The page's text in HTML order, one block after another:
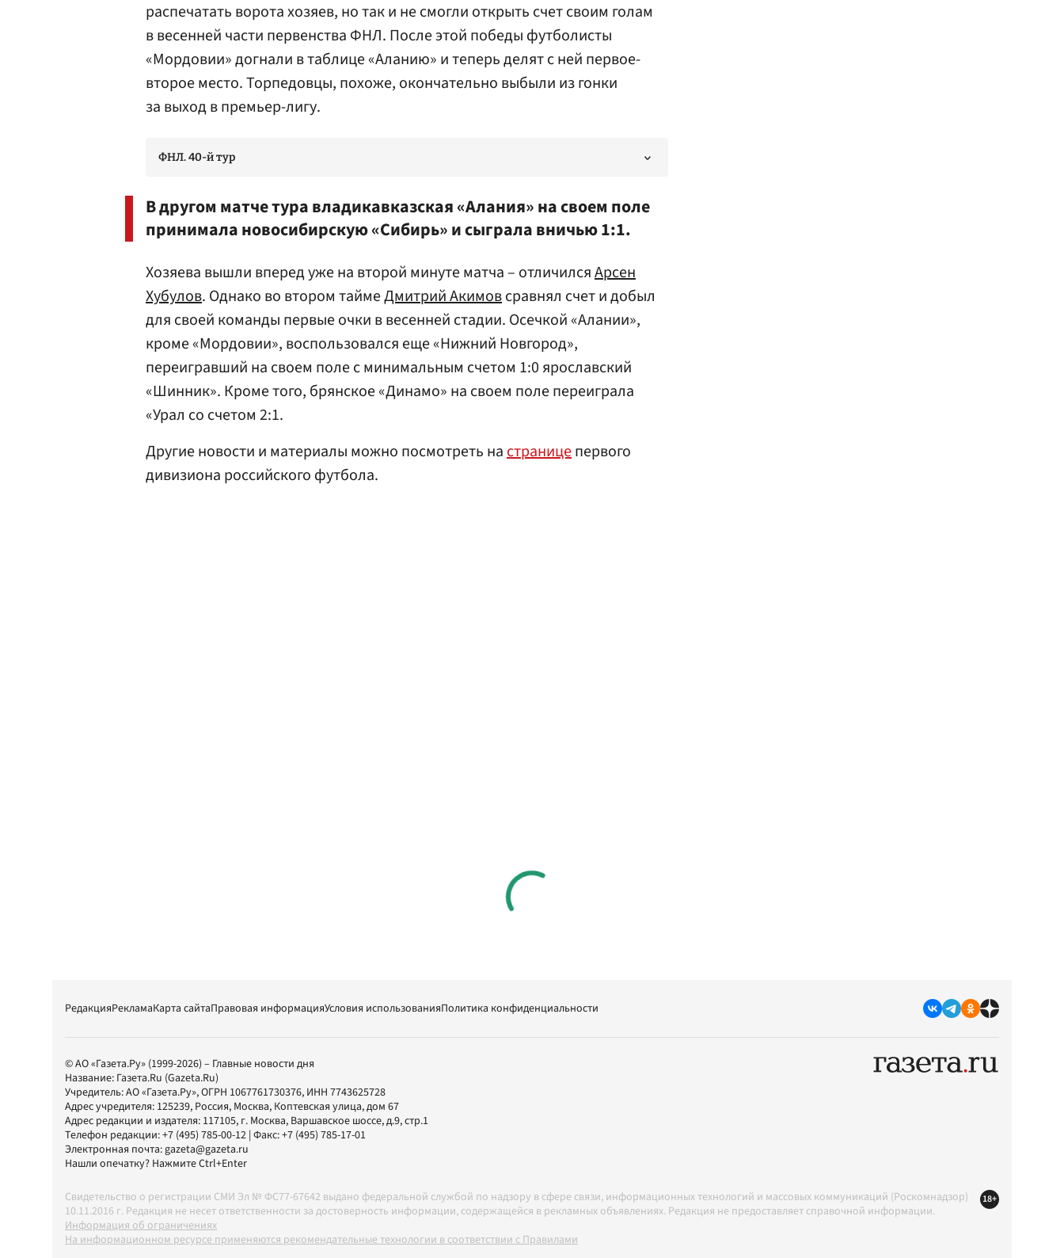
распечатать ворота хозяев, но так и не смогли открыть счет своим голам
в весенней части первенства ФНЛ. После этой победы футболисты
«Мордовии» догнали в таблице «Аланию» и теперь делят с ней первое-
второе место. Торпедовцы, похоже, окончательно выбыли из гонки
за выход в премьер-лигу.
ФНЛ. 40-й тур
В другом матче тура владикавказская «Алания» на своем поле
принимала новосибирскую «Сибирь» и сыграла вничью 1:1.
Хозяева вышли вперед уже на второй минуте матча – отличилсяАрсен
Хубулов. Однако во втором таймеДмитрий Акимовсравнял счет и добыл
для своей команды первые очки в весенней стадии. Осечкой «Алании»,
кроме «Мордовии», воспользовался еще «Нижний Новгород»,
переигравший на своем поле с минимальным счетом 1:0 ярославский
«Шинник». Кроме того, брянское «Динамо» на своем поле переиграла
«Урал со счетом 2:1.
Другие новости и материалы можно посмотреть настраницепервого
дивизиона российского футбола.
РедакцияРекламаКарта сайтаПравовая информацияУсловия использованияПолитика конфиденциальности
© АО «Газета.Ру» (1999-2026) – Главные новости дня
Название: Газета.Ru (Gazeta.Ru)
Учредитель:АО «Газета.Ру», ОГРН 1067761730376, ИНН 7743625728
Адрес учредителя: 125239, Россия, Москва, Коптевская улица, дом 67
Адрес редакции и издателя: 117105, г. Москва, Варшавское шоссе, д.9, стр.1
Телефон редакции:+7 (495) 785-00-12 | Факс:+7 (495) 785-17-01
Электронная почта:gazeta@gazeta.ru
Нашли опечатку? Нажмите Ctrl+Enter
Свидетельство о регистрации СМИ Эл № ФС77-67642 выдано федеральной службой по надзору в сфере связи, информационных технологий и массовых коммуникаций (Роскомнадзор)
10.11.2016 г. Редакция не несет ответственности за достоверность информации, содержащейся в рекламных объявлениях. Редакция не предоставляет справочной информации.
Информация об ограничениях
На информационном ресурсе применяются рекомендательные технологии в соответствии с Правилами
18+